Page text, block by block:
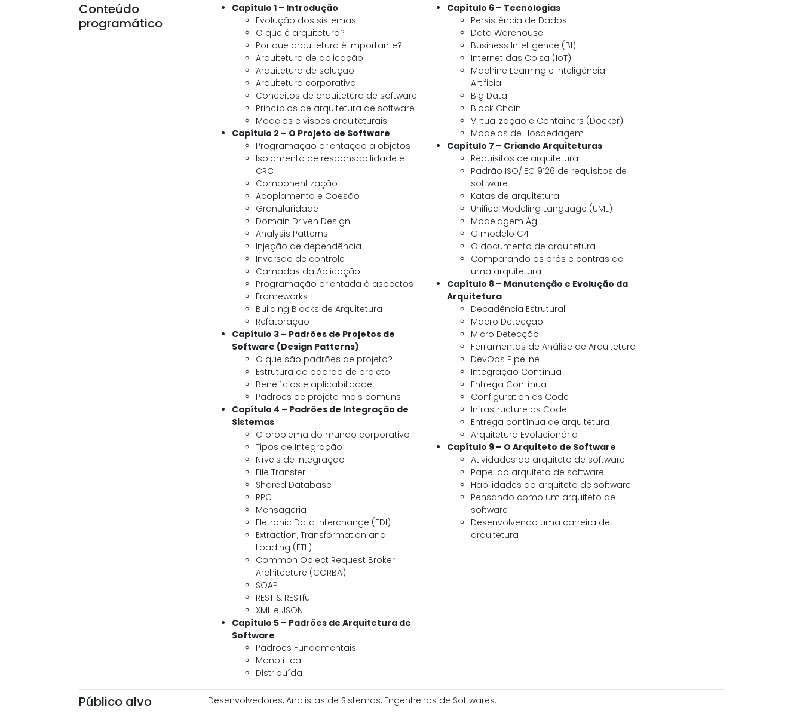
Conteúdo
programático
Capítulo 1 – Introdução
Evolução dos sistemas
O que é arquitetura?
Por que arquitetura é importante?
Arquitetura de aplicação
Arquitetura de solução
Arquitetura corporativa
Conceitos de arquitetura de software
Princípios de arquitetura de software
Modelos e visões arquiteturais
Capítulo 2 – O Projeto de Software
Programação orientação a objetos
Isolamento de responsabilidade e
CRC
Componentização
Acoplamento e Coesão
Granularidade
Domain Driven Design
Analysis Patterns
Injeção de dependência
Inversão de controle
Camadas da Aplicação
Programação orientada à aspectos
Frameworks
Building Blocks de Arquitetura
Refatoração
Capítulo 3 – Padrões de Projetos de
Software (Design Patterns)
O que são padrões de projeto?
Estrutura do padrão de projeto
Benefícios e aplicabilidade
Padrões de projeto mais comuns
Capítulo 4 – Padrões de Integração de
Sistemas
O problema do mundo corporativo
Tipos de Integração
Níveis de Integração
File Transfer
Shared Database
RPC
Mensageria
Eletronic Data Interchange (EDI)
Extraction, Transformation and
Loading (ETL)
Common Object Request Broker
Architecture (CORBA)
SOAP
REST & RESTful
XML e JSON
Capítulo 5 – Padrões de Arquitetura de
Software
Padrões Fundamentais
Monolítica
Distribuída
Capítulo 6 – Tecnologias
Persistência de Dados
Data Warehouse
Business Intelligence (BI)
Internet das Coisa (IoT)
Machine Learning e Inteligência
Artificial
Big Data
Block Chain
Virtualização e Containers (Docker)
Modelos de Hospedagem
Capítulo 7 – Criando Arquiteturas
Requisitos de arquitetura
Padrão ISO/IEC 9126 de requisitos de
software
Katas de arquitetura
Unified Modeling Language (UML)
Modelagem Ágil
O modelo C4
O documento de arquitetura
Comparando os prós e contras de
uma arquitetura
Capítulo 8 – Manutenção e Evolução da
Arquitetura
Decadência Estrutural
Macro Detecção
Micro Detecção
Ferramentas de Análise de Arquitetura
DevOps Pipeline
Integração Contínua
Entrega Contínua
Configuration as Code
Infrastructure as Code
Entrega contínua de arquitetura
Arquitetura Evolucionária
Capítulo 9 – O Arquiteto de Software
Atividades do arquiteto de software
Papel do arquiteto de software
Habilidades do arquiteto de software
Pensando como um arquiteto de
software
Desenvolvendo uma carreira de
arquitetura
Público alvo Desenvolvedores, Analistas de Sistemas, Engenheiros de Softwares.